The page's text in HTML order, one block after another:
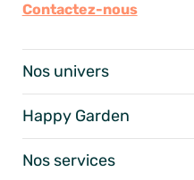
Contactez-nous
Nos univers
Happy Garden
Nos services